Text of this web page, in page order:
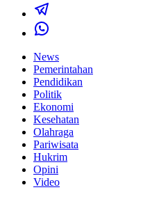
News
Pemerintahan
Pendidikan
Politik
Ekonomi
Kesehatan
Olahraga
Pariwisata
Hukrim
Opini
Video